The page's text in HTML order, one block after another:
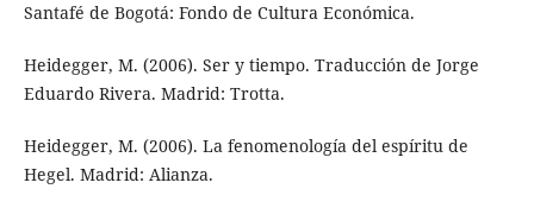
Santafé de Bogotá: Fondo de Cultura Económica.
Heidegger, M. (2006). Ser y tiempo. Traducción de Jorge
Eduardo Rivera. Madrid: Trotta.
Heidegger, M. (2006). La fenomenología del espíritu de
Hegel. Madrid: Alianza.